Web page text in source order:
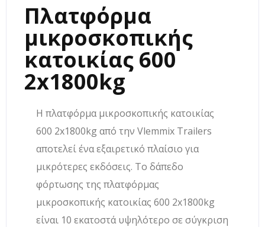
Πλατφόρμα
μικροσκοπικής
κατοικίας 600
2x1800kg
Η πλατφόρμα μικροσκοπικής κατοικίας
600 2x1800kg από την Vlemmix Trailers
αποτελεί ένα εξαιρετικό πλαίσιο για
μικρότερες εκδόσεις. Το δάπεδο
φόρτωσης της πλατφόρμας
μικροσκοπικής κατοικίας 600 2x1800kg
είναι 10 εκατοστά υψηλότερο σε σύγκριση